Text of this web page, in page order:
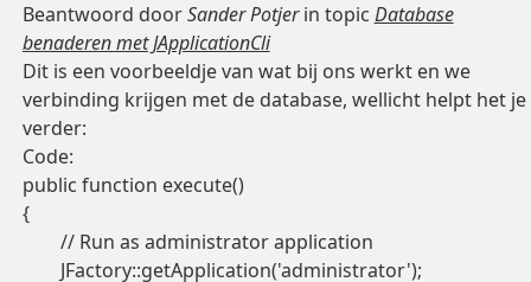
Beantwoord doorSander Potjerin topic Database
benaderen met JApplicationCli
Dit is een voorbeeldje van wat bij ons werkt en we
verbinding krijgen met de database, wellicht helpt het je
verder:
Code:
public function execute()
{